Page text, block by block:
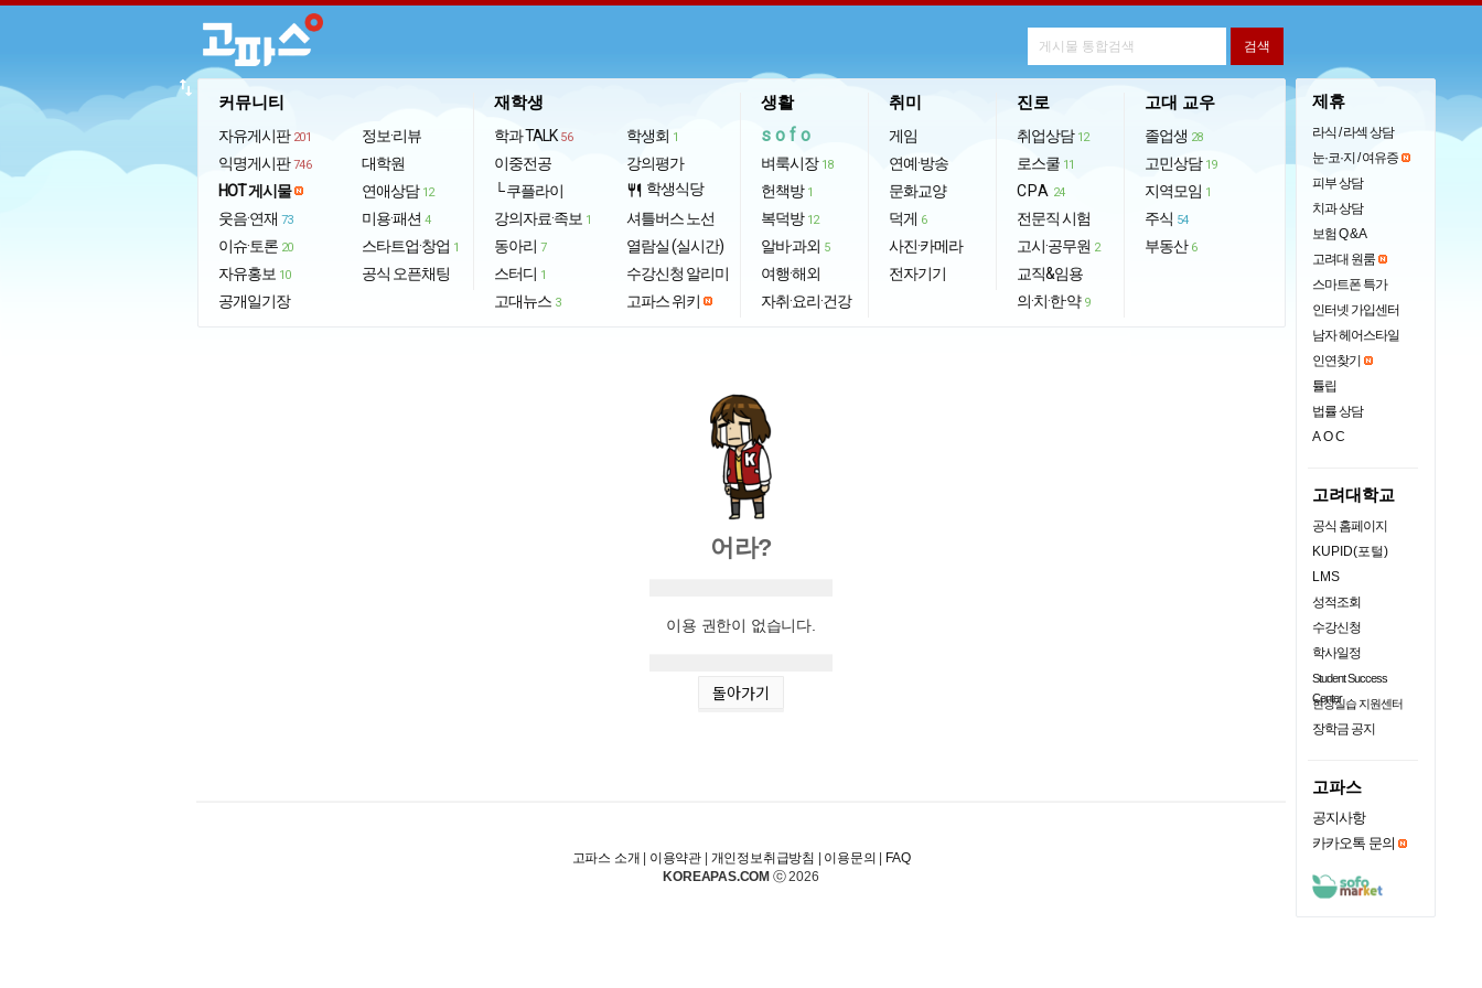
커뮤니티
자유게시판 201
익명게시판 746
HOT 게시물
웃음·연재 73
이슈·토론 20
자유홍보 10
공개일기장
정보·리뷰
대학원
연애상담 12
미용·패션 4
스타트업·창업 1
공식 오픈채팅
재학생
학과 TALK 56
이중전공
└ 쿠플라이
강의자료·족보 1
동아리 7
스터디 1
고대뉴스 3
학생회 1
강의평가
restaurant 학생식당
셔틀버스 노선
열람실 (실시간)
수강신청 알리미
고파스 위키
생활
sofo
벼룩시장 18
헌책방 1
복덕방 12
알바·과외 5
여행·해외
자취·요리·건강
취미
게임
연예·방송
문화교양
덕게 6
사진·카메라
전자기기
진로
취업상담 12
로스쿨 11
CPA 24
전문직 시험
고시·공무원 2
교직&임용
의·치·한·약 9
고대 교우
졸업생 28
고민상담 19
지역모임 1
주식 54
부동산 6
import_export
어라?
이용 권한이 없습니다.
돌아가기
제휴
라식 / 라섹 상담
눈·코·지 / 여유증
피부 상담
치과 상담
보험 Q & A
고려대 원룸
스마트폰 특가
인터넷 가입센터
남자 헤어스타일
인연찾기
튤립
법률 상담
AOC
고려대학교
공식 홈페이지
KUPID(포털)
LMS
성적조회
수강신청
학사일정
Student Success
Center
현장실습 지원센터
장학금 공지
고파스
공지사항
카카오톡 문의
고파스 소개 이용약관 개인정보취급방침 이용문의
FAQ
KOREAPAS.COM ⓒ 2026